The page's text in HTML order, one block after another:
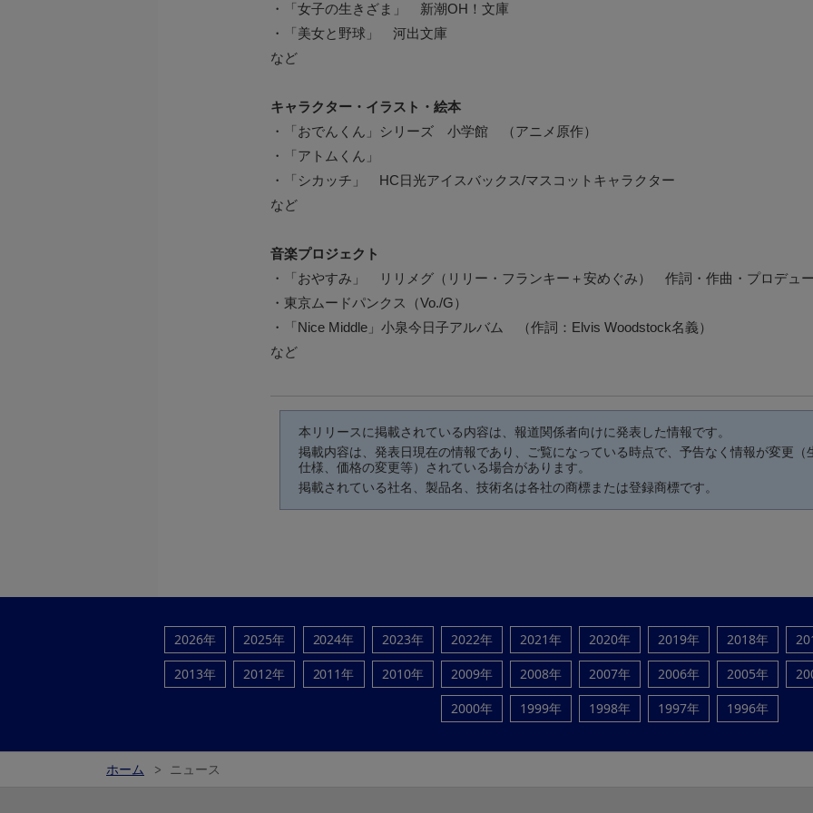
・「女子の生きざま」 新潮OH！文庫
・「美女と野球」 河出文庫
など
キャラクター・イラスト・絵本
・「おでんくん」シリーズ 小学館 （アニメ原作）
・「アトムくん」
・「シカッチ」 HC日光アイスバックス/マスコットキャラクター
など
音楽プロジェクト
・「おやすみ」 リリメグ（リリー・フランキー＋安めぐみ） 作詞・作曲・プロデュ
・東京ムードパンクス（Vo./G）
・「Nice Middle」小泉今日子アルバム （作詞：Elvis Woodstock名義）
など
本リリースに掲載されている内容は、報道関係者向けに発表した情報です。
掲載内容は、発表日現在の情報であり、ご覧になっている時点で、予告なく情報が変更（
仕様、価格の変更等）されている場合があります。
掲載されている社名、製品名、技術名は各社の商標または登録商標です。
2026年 2025年 2024年 2023年 2022年 2021年 2020年 2019年 2018年
2013年
2012年 2011年 2010年 2009年 2008年 2007年 2006年 2005年
2000年
1999年 1998年 1997年 1996年
ホーム ニュース